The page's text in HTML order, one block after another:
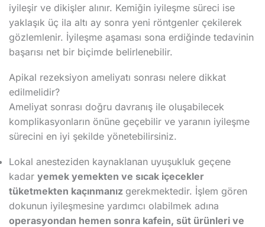
iyileşir ve dikişler alınır. Kemiğin iyileşme süreci ise
yaklaşık üç ila altı ay sonra yeni röntgenler çekilerek
gözlemlenir. İyileşme aşaması sona erdiğinde tedavinin
başarısı net bir biçimde belirlenebilir.
Apikal rezeksiyon ameliyatı sonrası nelere dikkat
edilmelidir?
Ameliyat sonrası doğru davranış ile oluşabilecek
komplikasyonların önüne geçebilir ve yaranın iyileşme
sürecini en iyi şekilde yönetebilirsiniz.
Lokal anesteziden kaynaklanan uyuşukluk geçene
kadar yemek yemekten ve sıcak içecekler
tüketmekten kaçınmanız gerekmektedir. İşlem gören
dokunun iyileşmesine yardımcı olabilmek adına
operasyondan hemen sonra kafein, süt ürünleri ve